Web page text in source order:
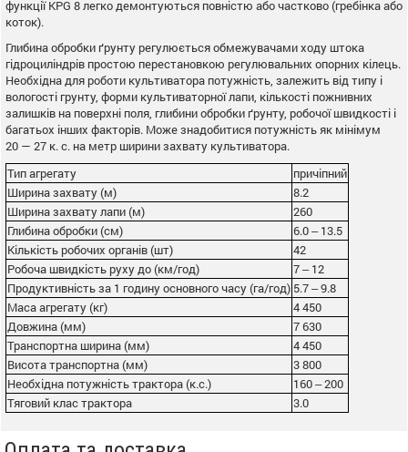
функції KPG 8 легко демонтуються повністю або частково (гребінка або
коток).
Глибина обробки ґрунту регулюється обмежувачами ходу штока
гідроциліндрів простою перестановкою регулювальних опорних кілець.
Необхідна для роботи культиватора потужність, залежить від типу і
вологості грунту, форми культиваторної лапи, кількості пожнивних
залишків на поверхні поля, глибини обробки ґрунту, робочої швидкості і
багатьох інших факторів. Може знадобитися потужність як мінімум
20 — 27 к. с. на метр ширини захвату культиватора.
Тип агрегату
причіпний
Ширина захвату (м)
8.2
Ширина захвату лапи (м)
260
Глибина обробки (см)
6.0 ‒ 13.5
Кількість робочих органів (шт)
42
Робоча швидкість руху до (км/год)
7 ‒ 12
Продуктивність за 1 годину основного часу (га/год) 5.7 ‒ 9.8
Маса агрегату (кг)
4 450
Довжина (мм)
7 630
Транспортна ширина (мм)
4 450
Висота транспортна (мм)
3 800
Необхідна потужність трактора (к.с.)
160 ‒ 200
Тяговий клас трактора
3.0